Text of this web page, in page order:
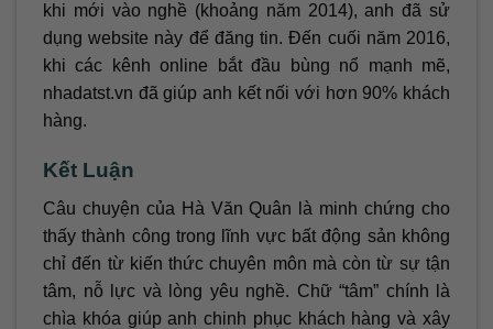
khi mới vào nghề (khoảng năm 2014), anh đã sử
dụng website này để đăng tin. Đến cuối năm 2016,
khi các kênh online bắt đầu bùng nổ mạnh mẽ,
nhadatst.vn đã giúp anh kết nối với hơn 90% khách
hàng.
Kết Luận
Câu chuyện của Hà Văn Quân là minh chứng cho
thấy thành công trong lĩnh vực bất động sản không
chỉ đến từ kiến thức chuyên môn mà còn từ sự tận
tâm, nỗ lực và lòng yêu nghề. Chữ “tâm” chính là
chìa khóa giúp anh chinh phục khách hàng và xây